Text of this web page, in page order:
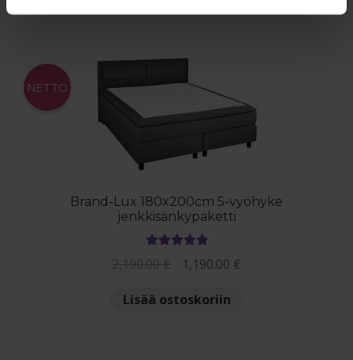
888.00 €
Brand-Lux 180x200cm 5-vyöhyke
jenkkisänkypaketti
tuotteesta:
NETTO
2,190.00€
Alkuperäinen
oli:
1,190.00 €
Lisää ostoskoriin